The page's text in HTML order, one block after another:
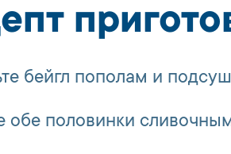
бейгл пополам и
обе половинки